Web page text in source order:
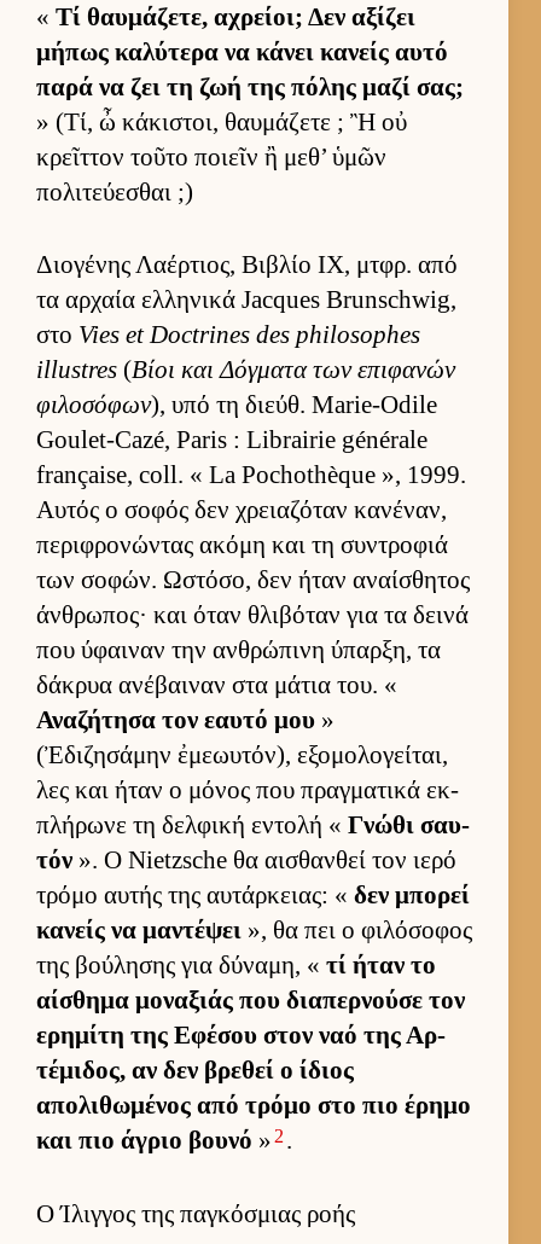
« Τί θαυ­μάζετε, αχρεί­οι; Δεν αξίζει
μήπως καλύτερα να κάνει κανείς αυτό
παρά να ζει τη ζωή της πόλης μαζί σας;
» (Τί, ὦ κάκιστοι, θαυ­μάζετε ; Ἢ οὐ
κρεῖτ­τον τοῦτο ποιεῖν ἢ μεθ’ ὑμῶν
πολιτεύ­εσθαι ;)
Διο­γένης Λαέρ­τιος, Βιβλίο IX, μτ­φρ. από
τα αρ­χαία ελ­ληνικά Jacques Brunschwig,
στο Vies et Doctrines des philosophes
illustres (Βίοι και Δόγ­ματα των επιφανών
φιλοσόφων), υπό τη διεύθ. Marie-Odile
Goulet-Cazé, Paris : Librairie générale
française, coll. « La Pochothèque », 1999.
Αυ­τός ο σοφός δεν χρεια­ζόταν κανέναν,
περιφρονώντας ακόμη και τη συντροφιά
των σοφών. Ωστόσο, δεν ήταν αναί­σθητος
άν­θρωπος· και όταν θλιβόταν για τα δεινά
που ύφαι­ναν την αν­θρώπινη ύπαρ­ξη, τα
δάκρυα ανέβαι­ναν στα μάτια του. «
Αναζήτησα τον εαυτό μου »
(Ἐδιζησάμην ἐμεωυτόν), εξομολογεί­ται,
λες και ήταν ο μόνος που πραγ­ματικά εκ­
πλήρωνε τη δελ­φική εντολή « Γνώθι σαυ­
τόν ». Ο Nietzsche θα αι­σθαν­θεί τον ιερό
τρόμο αυ­τής της αυ­τάρ­κειας: « δεν μπορεί
κανείς να μαντέψει », θα πει ο φιλόσοφος
της βού­λησης για δύναμη, « τί ήταν το
αί­σθημα μοναξιάς που δια­περ­νούσε τον
ερημίτη της Εφέσου στον ναό της Αρ­
τέμιδος, αν δεν βρεθεί ο ίδιος
απολιθωμένος από τρόμο στο πιο έρημο
και πιο άγριο βουνό » 2 .
Ο Ίλιγγος της παγκόσμιας ροής